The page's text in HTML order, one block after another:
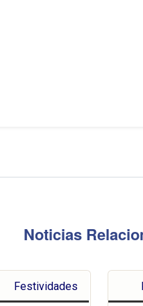
Noticias
Festividades